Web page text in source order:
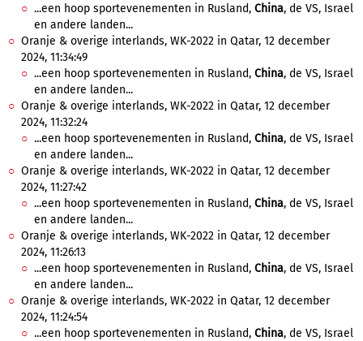
...een hoop sportevenementen in Rusland, China, de VS, Israel
en andere landen...
Oranje & overige interlands, WK-2022 in Qatar, 12 december
2024, 11:34:49
...een hoop sportevenementen in Rusland, China, de VS, Israel
en andere landen...
Oranje & overige interlands, WK-2022 in Qatar, 12 december
2024, 11:32:24
...een hoop sportevenementen in Rusland, China, de VS, Israel
en andere landen...
Oranje & overige interlands, WK-2022 in Qatar, 12 december
2024, 11:27:42
...een hoop sportevenementen in Rusland, China, de VS, Israel
en andere landen...
Oranje & overige interlands, WK-2022 in Qatar, 12 december
2024, 11:26:13
...een hoop sportevenementen in Rusland, China, de VS, Israel
en andere landen...
Oranje & overige interlands, WK-2022 in Qatar, 12 december
2024, 11:24:54
...een hoop sportevenementen in Rusland, China, de VS, Israel